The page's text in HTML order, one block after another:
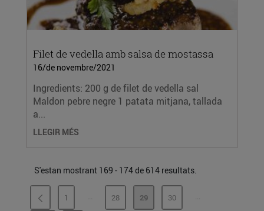
Filet de vedella amb salsa de mostassa
16/de novembre/2021
Ingredients: 200 g de filet de vedella sal
Maldon pebre negre 1 patata mitjana, tallada
a...
LLEGIR MÉS
S'estan mostrant 169 - 174 de 614 resultats.
PÀGINA
1 ...PÀGINES INTERMÈDIES
PÀGINA
28 PÀGINA
29 PÀGINA
30 ...PÀGINES